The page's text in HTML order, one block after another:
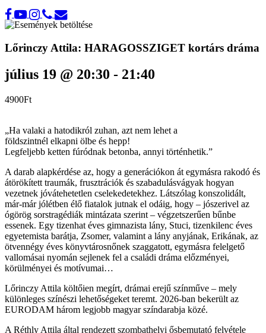
Lőrinczy Attila: HARAGOSSZIGET kortárs dráma
július 19 @ 20:30 - 21:40
4900Ft
„Ha valaki a hatodikról zuhan, azt nem lehet a
földszintnél elkapni ölbe és hepp!
Legfeljebb ketten fúródnak betonba, annyi történhetik.”
A darab alapkérdése az, hogy a generációkon át egymásra rakodó és
átörökített traumák, frusztrációk és szabadulásvágyak hogyan
vezetnek jóvátehetetlen cselekedetekhez. Látszólag konszolidált,
már-már jólétben élő fiatalok jutnak el odáig, hogy – jószerivel az
ógörög sorstragédiák mintázata szerint – végzetszerűen bűnbe
essenek. Egy tizenhat éves gimnazista lány, Stuci, tizenkilenc éves
egyetemista barátja, Zsomer, valamint a lány anyjának, Erikának, az
ötvennégy éves könyvtárosnőnek szaggatott, egymásra felelgető
vallomásai nyomán sejlenek fel a családi dráma előzményei,
körülményei és motívumai…
Lőrinczy Attila költőien megírt, drámai erejű színműve – mely
különleges színészi lehetőségeket teremt. 2026-ban bekerült az
EURODAM három legjobb magyar színdarabja közé.
A Réthly Attila által rendezett szombathelyi ősbemutató felvétele